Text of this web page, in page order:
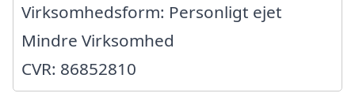
Virksomhedsform: Personligt ejet
Mindre Virksomhed
CVR: 86852810